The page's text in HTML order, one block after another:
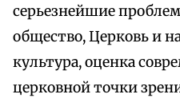
серьезнейшие
общество, Церковь и
культура, оценка
церковной точки